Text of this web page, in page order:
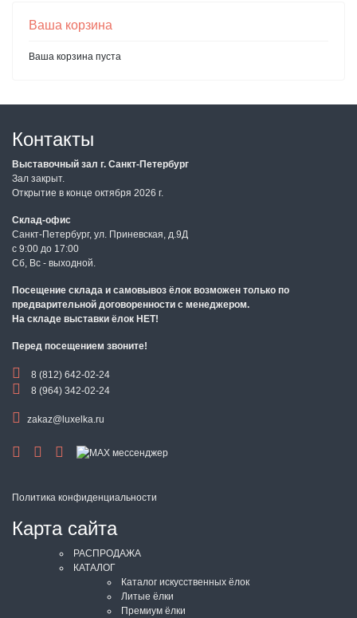
Ваша корзина
Ваша корзина пуста
Контакты
Выставочный зал г. Санкт-Петербург
Зал закрыт.
Открытие в конце октября 2026 г.
Склад-офис
Санкт-Петербург, ул. Приневская, д.9Д
с 9:00 до 17:00
Сб, Вс - выходной.
Посещение склада и самовывоз ёлок возможен только по
предварительной договоренности с менеджером.
На складе выставки ёлок НЕТ!
Перед посещением звоните!
8 (812) 642-02-24
8 (964) 342-02-24
zakaz@luxelka.ru
Политика конфиденциальности
Карта сайта
РАСПРОДАЖА
КАТАЛОГ
Каталог искусственных ёлок
Литые ёлки
Премиум ёлки